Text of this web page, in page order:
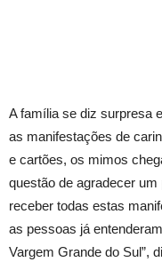
A família se diz surpresa
as manifestações de
e cartões, os mimos
questão de agradecer
receber todas estas
as pessoas já
Vargem Grande do Sul”,